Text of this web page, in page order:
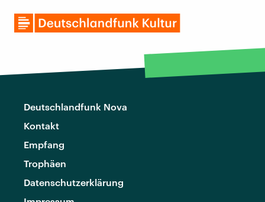
Deutschlandfunk Nova
Kontakt
Empfang
Trophäen
Datenschutzerklärung